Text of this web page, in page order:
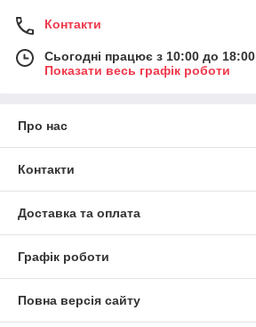
Контакти
Сьогодні працює з 10:00 до 18:00
Показати весь графік роботи
Про нас
Контакти
Доставка та оплата
Графік роботи
Повна версія сайту